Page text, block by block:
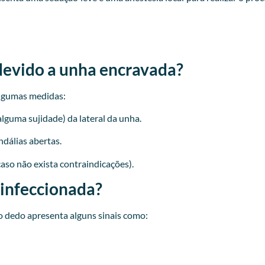
a unha encravada?
medidas:
sujidade) da lateral da unha.
abertas.
não exista contraindicações).
apresenta alguns sinais como: